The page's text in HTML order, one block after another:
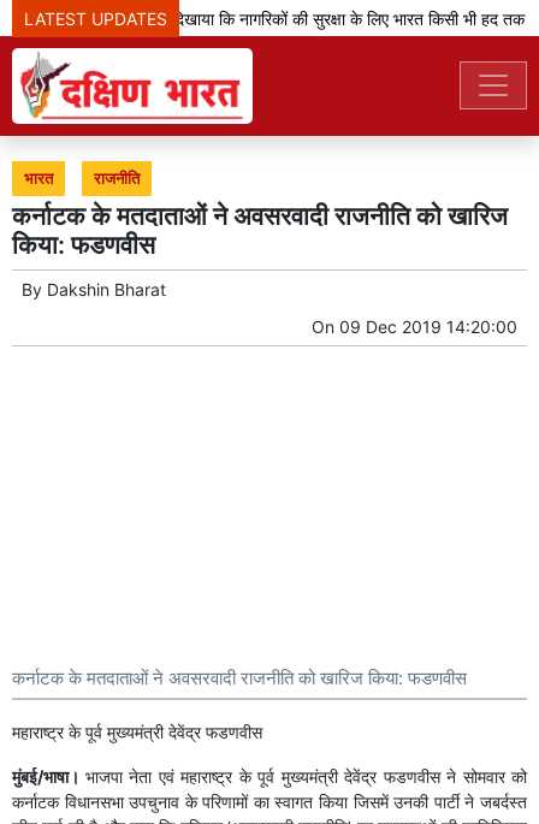
LATEST UPDATES
'ऑपरेशन सिंदूर' ने दिखाया कि नागरिकों की सुरक्षा के लिए भारत किसी भी हद तक
भारत राजनीति
कर्नाटक के मतदाताओं ने अवसरवादी राजनीति को खारिज
किया: फडणवीस
By Dakshin Bharat
On 09 Dec 2019 14:20:00
कर्नाटक के मतदाताओं ने अवसरवादी राजनीति को खारिज किया: फडणवीस
महाराष्ट्र के पूर्व मुख्यमंत्री देवेंद्र फडणवीस
मुंबई/भाषा। भाजपा नेता एवं महाराष्ट्र के पूर्व मुख्यमंत्री देवेंद्र फडणवीस ने सोमवार को
कर्नाटक विधानसभा उपचुनाव के परिणामों का स्वागत किया जिसमें उनकी पार्टी ने जबर्दस्त